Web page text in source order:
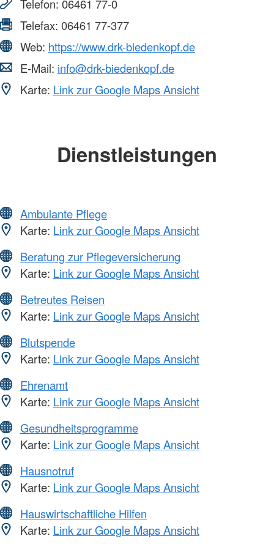
Telefon: 06461 77-0
Telefax: 06461 77-377
Web: https://www.drk-biedenkopf.de
E-Mail: info@drk-biedenkopf.de
Karte: Link zur Google Maps Ansicht
Dienstleistungen
Ambulante Pflege
Karte: Link zur Google Maps Ansicht
Beratung zur Pflegeversicherung
Karte: Link zur Google Maps Ansicht
Betreutes Reisen
Karte: Link zur Google Maps Ansicht
Blutspende
Karte: Link zur Google Maps Ansicht
Ehrenamt
Karte: Link zur Google Maps Ansicht
Gesundheitsprogramme
Karte: Link zur Google Maps Ansicht
Hausnotruf
Karte: Link zur Google Maps Ansicht
Hauswirtschaftliche Hilfen
Karte: Link zur Google Maps Ansicht